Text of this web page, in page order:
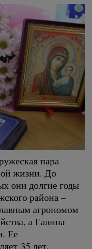
пара
жизни. До
они долгие годы
района –
агрономом
а Галина
Ее
35 лет.